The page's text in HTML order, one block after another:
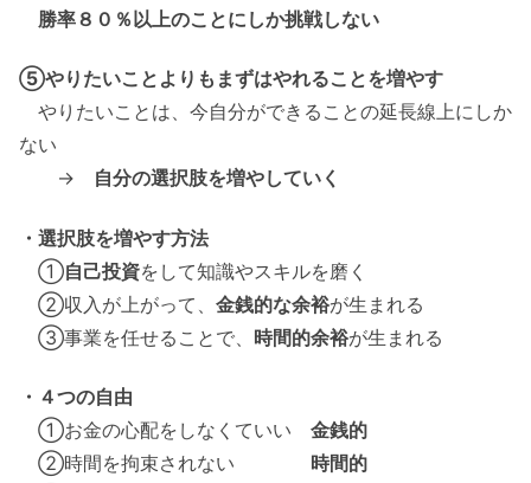
勝率８０％以上のことにしか挑戦しない
⑤やりたいことよりもまずはやれることを増やす
やりたいことは、今自分ができることの延長線上にしか
ない
→ 自分の選択肢を増やしていく
・選択肢を増やす方法
①自己投資をして知識やスキルを磨く
②収入が上がって、 金銭的な余裕が生まれる
③事業を任せることで、 時間的余裕が生まれる
・４つの自由
①お金の心配をしなくていい 金銭的
②時間を拘束されない 時間的